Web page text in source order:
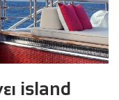
island